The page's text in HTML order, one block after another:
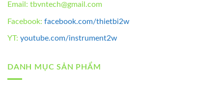
Email: tbvntech@gmail.com
Facebook: facebook.com/thietbi2w
YT: youtube.com/instrument2w
DANH MỤC SẢN PHẨM